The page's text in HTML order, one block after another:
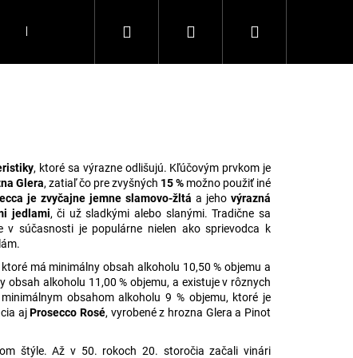
DARČEKY KÁVA DOPLNKY
Hľadať PrihlásenieNákupný
, ktoré sa výrazne odlišujú. Kľúčovým prvkom je
Glera, zatiaľ čo pre zvyšných 15 %možno použiť iné
je zvyčajne jemne slamovo-žltá a jeho výrazná
jedlami, či už sladkými alebo slanými. Tradične sa
v súčasnosti je populárne nielen ako sprievodca k
ktoré má minimálny obsah alkoholu 10,50 % objemu a
obsah alkoholu 11,00 % objemu, a existuje v rôznych
obsahom alkoholu 9 % objemu, ktoré je
ajProsecco Rosé, vyrobené z hrozna Glera a Pinot
štýle. Až v 50. rokoch 20. storočia začali vinári
Nasledujúce